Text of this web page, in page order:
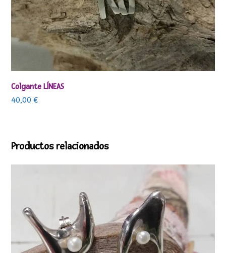
Colgante LÍNEAS
40,00€
Productos relacionados